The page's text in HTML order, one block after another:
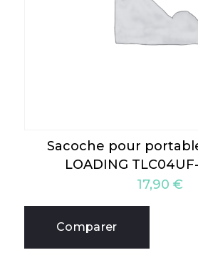
Sacoche pour
LOADING
17,90 €
Comparer